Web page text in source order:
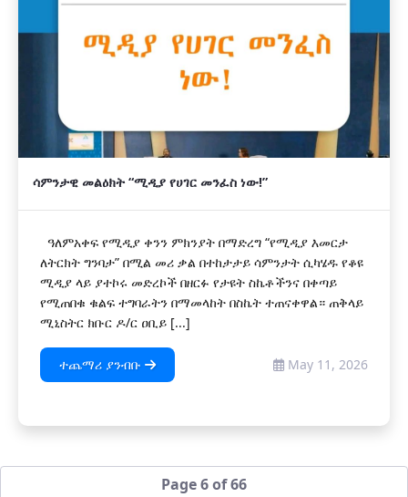
ሳምንታዊ መልዕክት “ሚዲያ የሀገር መንፈስ ነው!”
ዓለምአቀፍ የሚዲያ ቀንን ምክንያት በማድረግ “የሚዲያ እመርታ
ለትርክት ግንባታ” በሚል መሪ ቃል በተከታታይ ሳምንታት ሲካሄዱ የቆዩ
ሚዲያ ላይ ያተኮሩ መድረኮች በዘርፉ የታዩት ስኬቶችንና በቀጣይ
የሚጠበቁ ቁልፍ ተግባራትን በማመላከት በስኬት ተጠናቀዋል። ጠቅላይ
ሚኒስትር ክቡር ዶ/ር ዐቢይ [...]
ተጨማሪ ያንብቡ May 11, 2026
Page 6 of 66